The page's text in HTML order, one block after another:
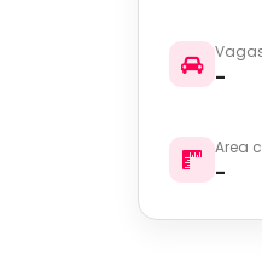
-
Area
-